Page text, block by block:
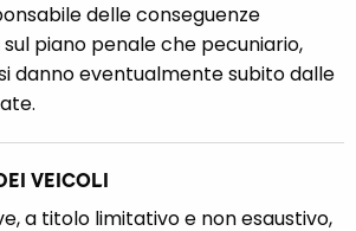
delle conseguenze
sul piano penale che pecuniario,
danno eventualmente subito dalle
VEICOLI
a titolo limitativo e non esaustivo,